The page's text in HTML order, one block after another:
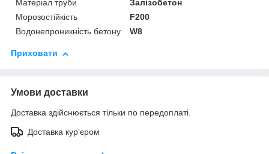
Матеріал труби
Залізобетон
Морозостійкість
F200
Водонепроникність бетону
W8
Приховати
Умови доставки
Доставка здійснюється тільки по передоплаті.
Доставка кур'єром